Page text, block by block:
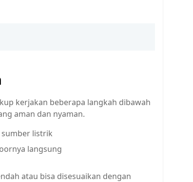
kerjakan beberapa langkah dibawah
aman dan nyaman.
listrik
langsung
atau bisa disesuaikan dengan